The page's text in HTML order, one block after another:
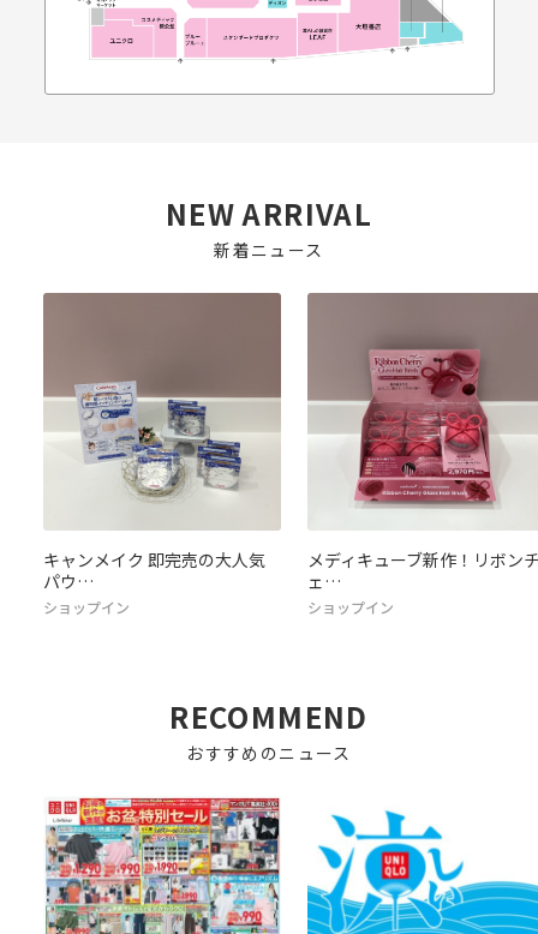
NEW ARRIVAL
新着ニュース
キャンメイク 即完売の大人気
パウ…
ショップイン
メディキューブ新作！リボン
ェ…
ショップイン
RECOMMEND
おすすめのニュース